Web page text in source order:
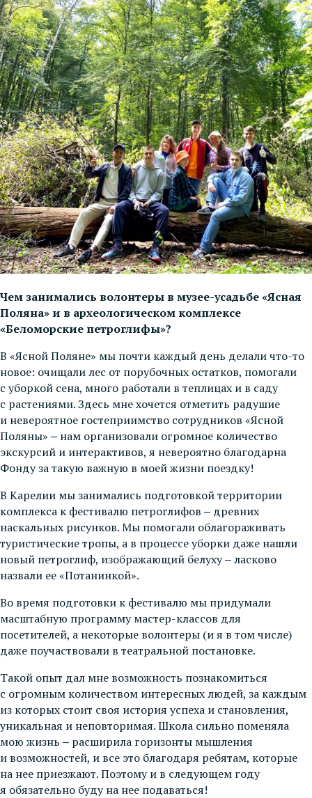
Чем занимались волонтеры в музее-усадьбе «Ясная
Поляна» и в археологическом комплексе
«Беломорские петроглифы»?
В «Ясной Поляне» мы почти каждый день делали что-то
новое: очищали лес от порубочных остатков, помогали
с уборкой сена, много работали в теплицах и в саду
с растениями. Здесь мне хочется отметить радушие
и невероятное гостеприимство сотрудников «Ясной
Поляны» ‒ нам организовали огромное количество
экскурсий и интерактивов, я невероятно благодарна
Фонду за такую важную в моей жизни поездку!
В Карелии мы занимались подготовкой территории
комплекса к фестивалю петроглифов ‒ древних
наскальных рисунков. Мы помогали облагораживать
туристические тропы, а в процессе уборки даже нашли
новый петроглиф, изображающий белуху ‒ ласково
назвали ее «Потанинкой».
Во время подготовки к фестивалю мы придумали
масштабную программу мастер-классов для
посетителей, а некоторые волонтеры (и я в том числе)
даже поучаствовали в театральной постановке.
Такой опыт дал мне возможность познакомиться
с огромным количеством интересных людей, за каждым
из которых стоит своя история успеха и становления,
уникальная и неповторимая. Школа сильно поменяла
мою жизнь ‒ расширила горизонты мышления
и возможностей, и все это благодаря ребятам, которые
на нее приезжают. Поэтому и в следующем году
я обязательно буду на нее подаваться!